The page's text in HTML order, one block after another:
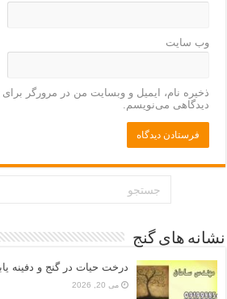
وب‌ سایت
ذخیره نام، ایمیل و وبسایت من در مرورگر برای
دیدگاهی می‌نویسم.
نشانه های گنج
درخت حیات در گنج و دفینه
می 20, 2026